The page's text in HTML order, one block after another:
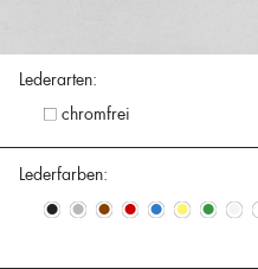
Lederarten:
chromfrei
Lederfarben:
• • • • • • • •